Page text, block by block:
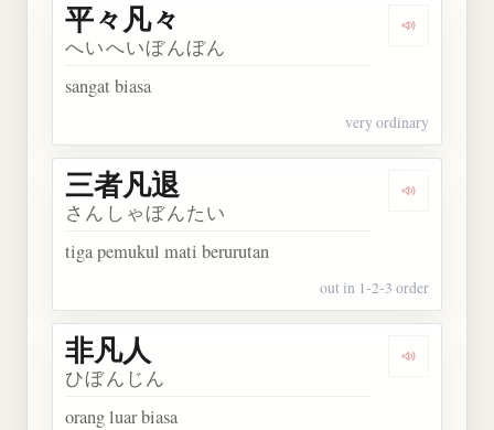
Dengarkan
平々凡々
へいへいぼんぼん
sangat biasa
very ordinary
Dengarkan
三者凡退
さんしゃぼんたい
tiga pemukul mati berurutan
out in 1-2-3 order
Dengarkan
非凡人
ひぼんじん
orang luar biasa